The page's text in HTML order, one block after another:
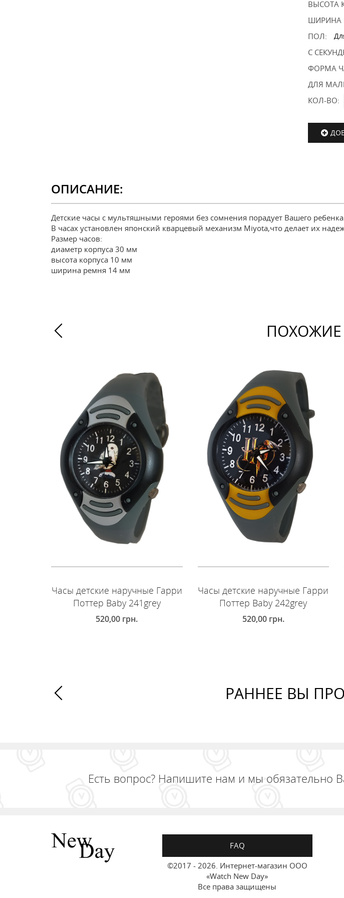
ВЫСОТА
ШИРИНА
ПОЛ:
С
ФОРМА
ДЛЯ
КОЛ-ВО:
ОПИСАНИЕ:
Детские часы с мультяшными героями без сомнения порадует Вашего
В часах установлен японский кварцевый механизм Miyota,что делает их
Размер часов:
диаметр корпуса 30 мм
высота корпуса 10 мм
ширина ремня 14 мм
Часы детские наручные Гарри
Поттер Baby 241grey
520,00 грн.
Часы детские наручные Гарри
Поттер Baby 242grey
520,00 грн.
РАННЕЕ ВЫ
Есть вопрос? Напишите нам и мы обязательно
FAQ
©2017 - 2026. Интернет-магазин ООО
«Watch New Day»
Все права защищены